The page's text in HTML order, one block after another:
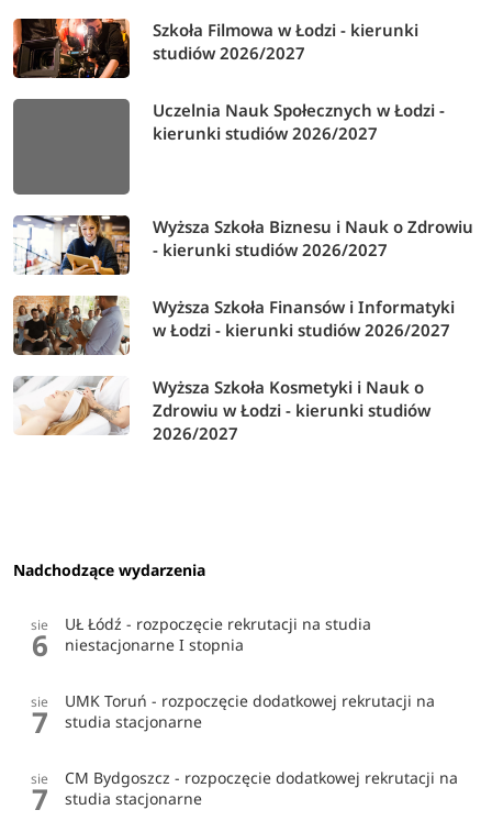
Szkoła Filmowa w Łodzi - kierunki
studiów 2026/2027
Uczelnia Nauk Społecznych w Łodzi -
kierunki studiów 2026/2027
Wyższa Szkoła Biznesu i Nauk o Zdrowiu
- kierunki studiów 2026/2027
Wyższa Szkoła Finansów i Informatyki
w Łodzi - kierunki studiów 2026/2027
Wyższa Szkoła Kosmetyki i Nauk o
Zdrowiu w Łodzi - kierunki studiów
2026/2027
Nadchodzące wydarzenia
sie
6
UŁ Łódź - rozpoczęcie rekrutacji na studia
niestacjonarne I stopnia
sie
7
UMK Toruń - rozpoczęcie dodatkowej rekrutacji na
studia stacjonarne
sie
7
CM Bydgoszcz - rozpoczęcie dodatkowej rekrutacji na
studia stacjonarne